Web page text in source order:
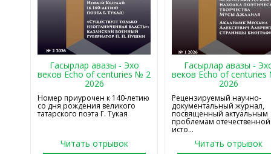
Гасырлар авазы - Эхо
веков Echo of centuries № 2
2026
Номер приурочен к 140-летию
со дня рождения великого
татарского поэта Г. Тукая
Читать отрывок
Гасырлар авазы -
веков Echo of
2026
Рецензируемый научно-
документальный журнал,
посвященный актуальным
проблемам отечественной
исто...
Читать отрывок